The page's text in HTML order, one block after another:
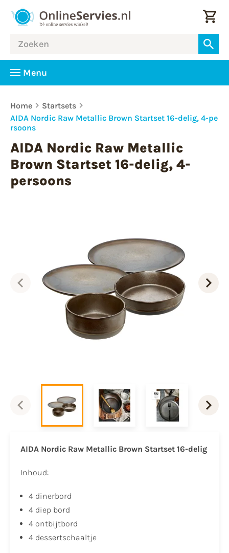
Menu
Home
Startsets
AIDA Nordic Raw Metallic Brown Startset 16-delig, 4-pe
rsoons
AIDA Nordic Raw Metallic
Brown Startset 16-delig, 4-
persoons
AIDA Nordic Raw Metallic Brown Startset 16-delig
Inhoud:
4 dinerbord
4 diep bord
4 ontbijtbord
4 dessertschaaltje